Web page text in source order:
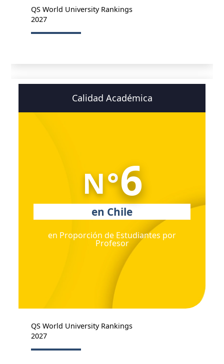
QS World University Rankings
2027
Calidad Académica
N°6
en Chile
en Proporción de Estudiantes por
Profesor
QS World University Rankings
2027